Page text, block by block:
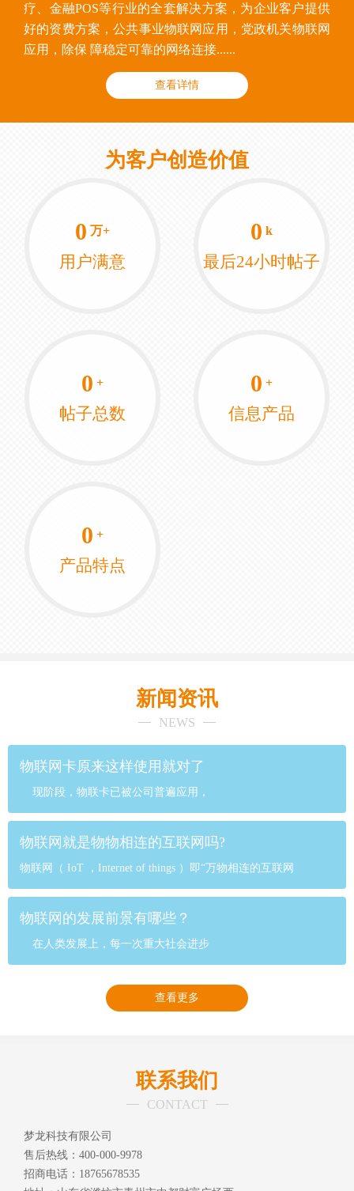
疗、金融POS等行业的全套解决方案，为企业客户提供
好的资费方案，公共事业物联网应用，党政机关物联网
应用，除保 障稳定可靠的网络连接......
查看详情
为客户创造价值
0 万+
用户满意
0 k
最后24小时帖子
0 +
帖子总数
0 +
信息产品
0 +
产品特点
新闻资讯
NEWS
物联网卡原来这样使用就对了
现阶段，物联卡已被公司普遍应用，
物联网就是物物相连的互联网吗?
物联网（ IoT ，Internet of things ）即“万物相连的互联网
物联网的发展前景有哪些？
在人类发展上，每一次重大社会进步
查看更多
联系我们
CONTACT
梦龙科技有限公司
售后热线：400-000-9978
招商电话：18765678535